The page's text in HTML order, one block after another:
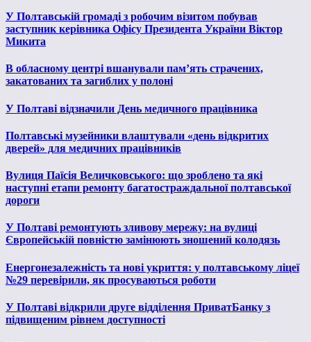
У Полтавській громаді з робочим візитом побував
заступник керівника Офісу Президента України Віктор
Микита
В обласному центрі вшанували пам’ять страчених,
закатованих та загиблих у полоні
У Полтаві відзначили День медичного працівника
Полтавські музейники влаштували «день відкритих
дверей» для медичних працівників
Вулиця Паїсія Величковського: що зроблено та які
наступні етапи ремонту багатостраждальної полтавської
дороги
У Полтаві ремонтують зливову мережу: на вулиці
Європейській повністю замінюють зношений колодязь
Енергонезалежність та нові укриття: у полтавському ліцеї
№29 перевірили, як просуваються роботи
У Полтаві відкрили друге відділення ПриватБанку з
підвищеним рівнем доступності